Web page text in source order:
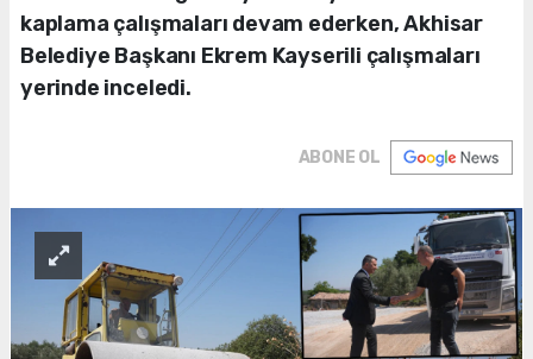
kaplama çalışmaları devam ederken, Akhisar
Belediye Başkanı Ekrem Kayserili çalışmaları
yerinde inceledi.
ABONE OL